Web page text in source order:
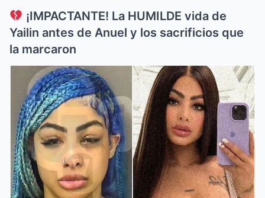
¡IMPACTANTE! La HUMILDE vida de
Yailin antes de Anuel y los sacrificios que
la marcaron